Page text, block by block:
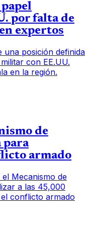
por falta de
expertos
una posición definida
con EE.UU.
en la región.
de
para
armado
Mecanismo de
a las 45,000
conflicto armado